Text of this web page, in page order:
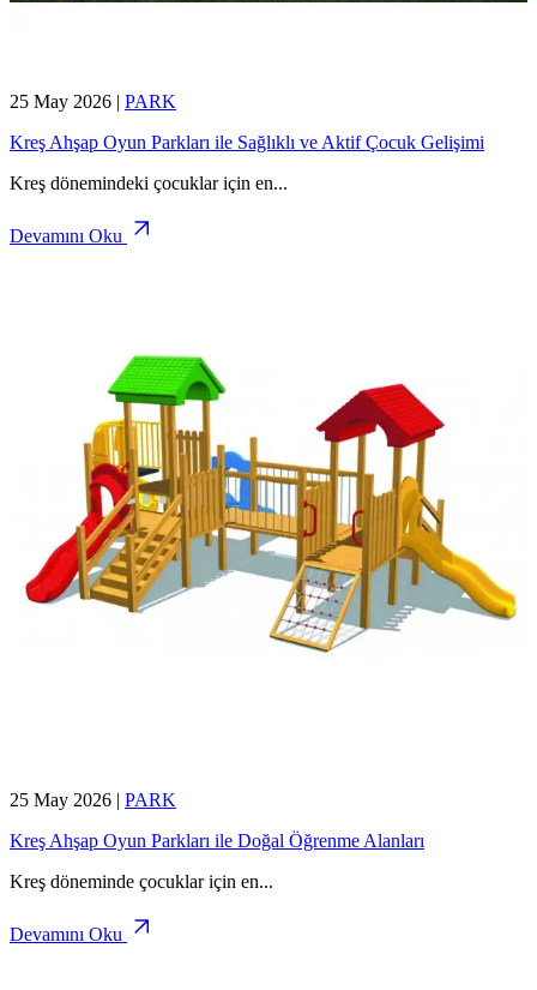
25 May 2026 | PARK
Kreş Ahşap Oyun Parkları ile Sağlıklı ve Aktif Çocuk Gelişimi
Kreş dönemindeki çocuklar için en...
Devamını Oku
25 May 2026 | PARK
Kreş Ahşap Oyun Parkları ile Doğal Öğrenme Alanları
Kreş döneminde çocuklar için en...
Devamını Oku